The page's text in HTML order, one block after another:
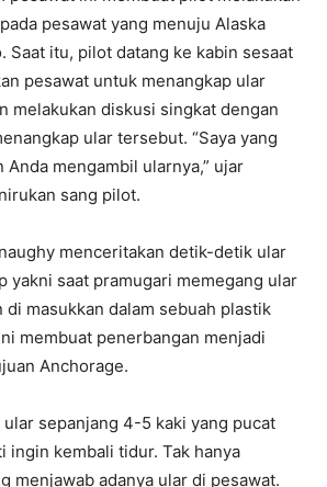
pesawat yang menuju Alaska
Saat itu, pilot datang ke kabin sesaat
pesawat untuk menangkap ular
melakukan diskusi singkat dengan
ular tersebut. “Saya yang
Anda mengambil ularnya,” ujar
sang pilot.
menceritakan detik-detik ular
yakni saat pramugari memegang ular
masukkan dalam sebuah plastik
membuat penerbangan menjadi
Anchorage.
sepanjang 4-5 kaki yang pucat
ingin kembali tidur. Tak hanya
menjawab adanya ular di pesawat.